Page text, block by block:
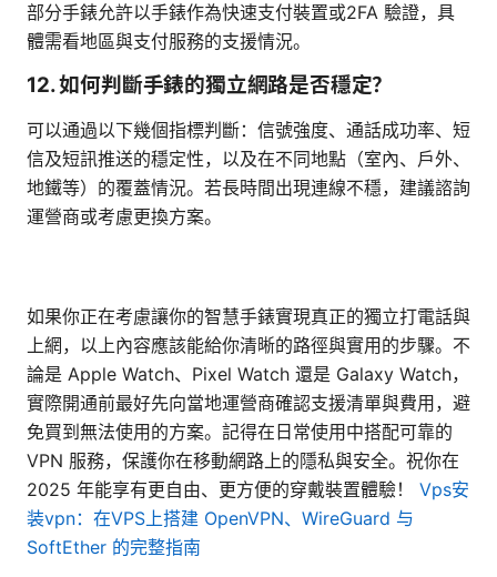
部分手錶允許以手錶作為快速支付裝置或2FA 驗證，具
體需看地區與支付服務的支援情況。
12. 如何判斷手錶的獨立網路是否穩定？
可以通過以下幾個指標判斷：信號強度、通話成功率、短
信及短訊推送的穩定性，以及在不同地點（室內、戶外、
地鐵等）的覆蓋情況。若長時間出現連線不穩，建議諮詢
運營商或考慮更換方案。
如果你正在考慮讓你的智慧手錶實現真正的獨立打電話與
上網，以上內容應該能給你清晰的路徑與實用的步驟。不
論是 Apple Watch、Pixel Watch 還是 Galaxy Watch，
實際開通前最好先向當地運營商確認支援清單與費用，避
免買到無法使用的方案。記得在日常使用中搭配可靠的
VPN 服務，保護你在移動網路上的隱私與安全。祝你在
2025 年能享有更自由、更方便的穿戴裝置體驗！ Vps安
装vpn：在VPS上搭建 OpenVPN、WireGuard 与
SoftEther 的完整指南